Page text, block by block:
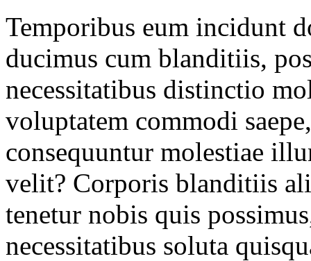
Temporibus eum incidunt
ducimus cum blanditiis,
necessitatibus distinctio
voluptatem commodi
consequuntur molestiae
velit? Corporis blanditiis
tenetur nobis quis
necessitatibus soluta